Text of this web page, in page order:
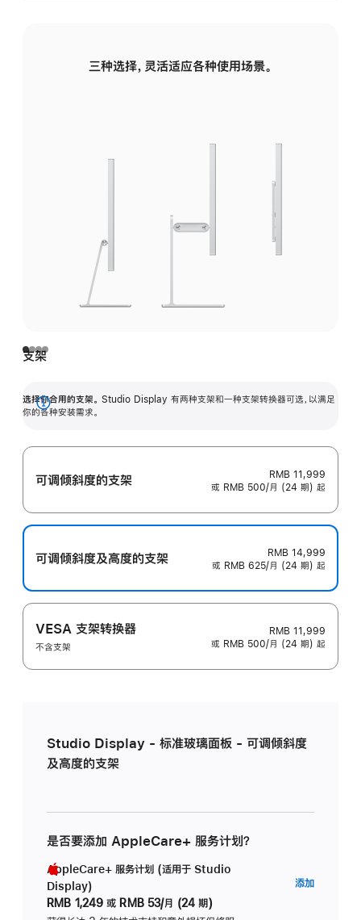
三种选择，灵活适应各种使用场景。
支架
选择你合用的支架。 Studio Display 有两种支架和一种支架转换器可选，以满足
你的各种安装需求。
展
可调倾斜度的支架
RMB 11,999
或 RMB 500/月 (24 期) 起
可调倾斜度及高‍度的支‍架
RMB 14,999
或 RMB 625/月 (24 期) 起
VESA 支架转换器
不含支架
RMB 11,999
或 RMB 500/月 (24 期) 起
Studio Display - 标准玻璃面板 - 可调倾斜度
及高度的支架
是否要添加 AppleCare+ 服务计划？
AppleCare+ 服务计划 (适用于 Studio
Display)
RMB 1,249 或 RMB 53/月 (24 期)
添加